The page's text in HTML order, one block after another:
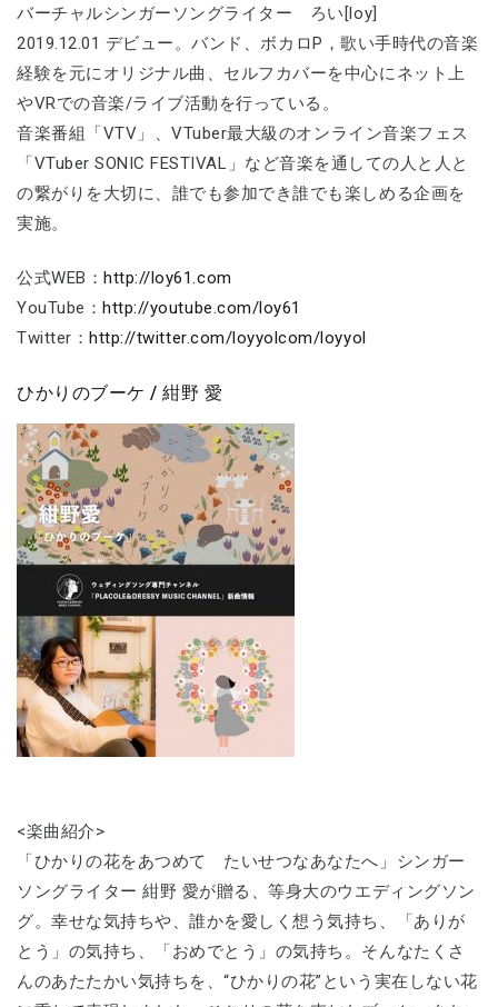
バーチャルシンガーソングライター ろい[loy]
2019.12.01 デビュー。バンド、ボカロP，歌い手時代の音楽
経験を元にオリジナル曲、セルフカバーを中心にネット上
やVRでの音楽/ライブ活動を行っている。
音楽番組「VTV」、VTuber最大級のオンライン音楽フェス
「VTuber SONIC FESTIVAL」など音楽を通しての人と人と
の繋がりを大切に、誰でも参加でき誰でも楽しめる企画を
実施。
​公式WEB：http://loy61.com
YouTube：http://youtube.com/loy61
Twitter：http://twitter.com/loyyolcom/loyyol
ひかりのブーケ / 紺野 愛
<楽曲紹介>
「ひかりの花をあつめて たいせつなあなたへ」シンガー
ソングライター 紺野 愛が贈る、等身大のウエディングソン
グ。幸せな気持ちや、誰かを愛しく想う気持ち、「ありが
とう」の気持ち、「おめでとう」の気持ち。そんなたくさ
んのあたたかい気持ちを、“ひかりの花”という実在しない花